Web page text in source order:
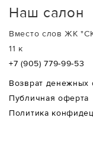
Наш салон
Вместо слов ЖК
11 к
+7 (905) 779-99-53
Возврат денежных
Публичная оферта
Политика